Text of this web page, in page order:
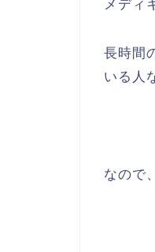
メディ
長時間
いる人
なので